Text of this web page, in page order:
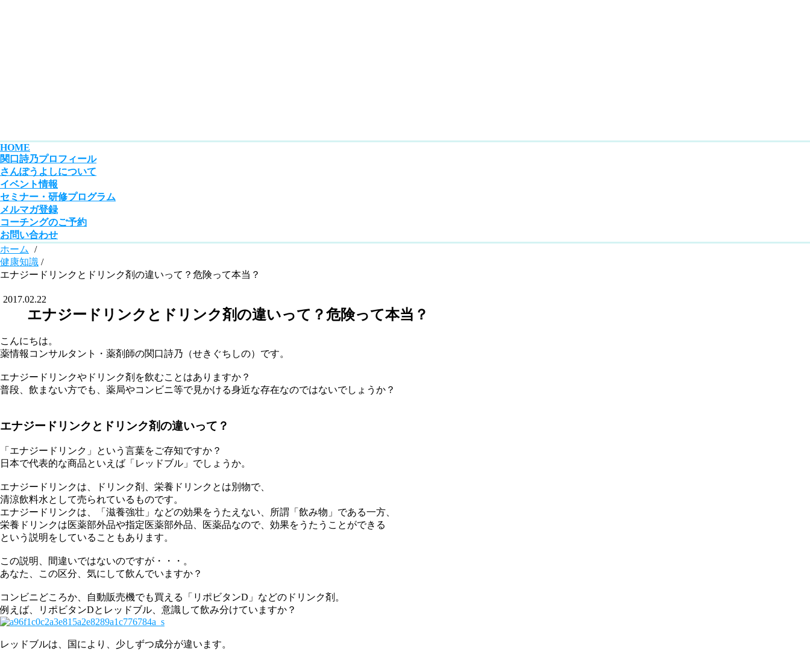
HOME
関口詩乃プロフィール
さんぽうよしについて
イベント情報
セミナー・研修プログラム
メルマガ登録
コーチングのご予約
お問い合わせ
ホーム
/
健康知識 /
エナジードリンクとドリンク剤の違いって？危険って本当？
2017.02.22
エナジードリンクとドリンク剤の違いって？危険って本当？
こんにちは。
薬情報コンサルタント・薬剤師の関口詩乃（せきぐちしの）です。
エナジードリンクやドリンク剤を飲むことはありますか？
普段、飲まない方でも、薬局やコンビニ等で見かける身近な存在なのではないでしょうか？
エナジードリンクとドリンク剤の違いって？
「エナジードリンク」という言葉をご存知ですか？
日本で代表的な商品といえば「レッドブル」でしょうか。
エナジードリンクは、ドリンク剤、栄養ドリンクとは別物で、
清涼飲料水として売られているものです。
エナジードリンクは、「滋養強壮」などの効果をうたえない、所謂「飲み物」である一方、
栄養ドリンクは医薬部外品や指定医薬部外品、医薬品なので、効果をうたうことができる
という説明をしていることもあります。
この説明、間違いではないのですが・・・。
あなた、この区分、気にして飲んでいますか？
コンビニどころか、自動販売機でも買える「リポビタンD」などのドリンク剤。
例えば、リポビタンDとレッドブル、意識して飲み分けていますか？
レッドブルは、国により、少しずつ成分が違います。